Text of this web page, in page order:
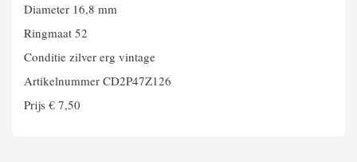
Diameter 16,8 mm
Ringmaat 52
Conditie zilver erg vintage
Artikelnummer CD2P47Z126
Prijs € 7,50